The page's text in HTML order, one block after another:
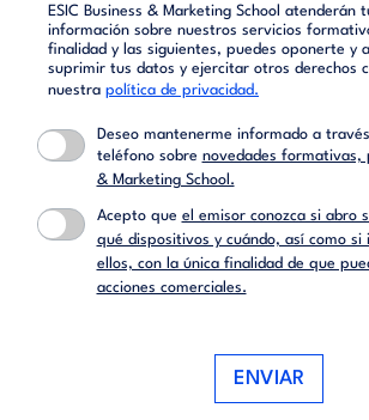
ESIC Business & Marketing School atenderán
información sobre nuestros servicios
finalidad y las siguientes, puedes oponerte y
suprimir tus datos y ejercitar otros derechos
nuestra política de privacidad.
Deseo mantenerme informado a
teléfono sobre novedades formativas,
& Marketing School.
Acepto que el emisor conozca si abro
qué dispositivos y cuándo, así como si
ellos, con la única finalidad de que
acciones comerciales.
ENVIAR